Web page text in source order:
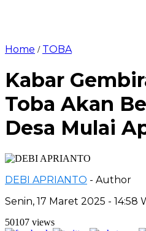
Home / TOBA
Kabar
Toba Akan
Desa Mulai
DEBI APRIANTO - Author
Senin, 17 Maret 2025 - 14:58
50107 views